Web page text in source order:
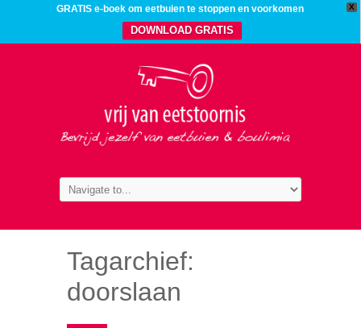
X
GRATIS e-boek om eetbuien te stoppen en voorkomen
DOWNLOAD GRATIS
Tagarchief:
doorslaan